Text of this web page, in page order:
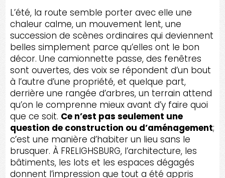
L’été, la route semble porter avec elle une
chaleur calme, un mouvement lent, une
succession de scènes ordinaires qui deviennent
belles simplement parce qu’elles ont le bon
décor. Une camionnette passe, des fenêtres
sont ouvertes, des voix se répondent d’un bout
à l’autre d’une propriété, et quelque part,
derrière une rangée d’arbres, un terrain attend
qu’on le comprenne mieux avant d’y faire quoi
que ce soit. Ce n’est pas seulement une
question de construction ou d’aménagement;
c’est une manière d’habiter un lieu sans le
brusquer. À FRELIGHSBURG, l’architecture, les
bâtiments, les lots et les espaces dégagés
donnent l’impression que tout a été appris